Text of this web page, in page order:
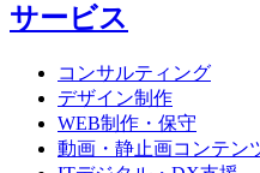
サービス
コンサルティング
デザイン制作
WEB制作・保守
動画・静止画コンテン